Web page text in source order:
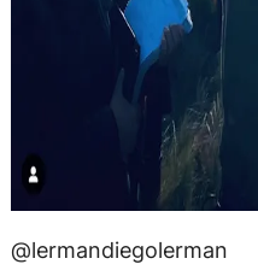
@lermandiegolerman